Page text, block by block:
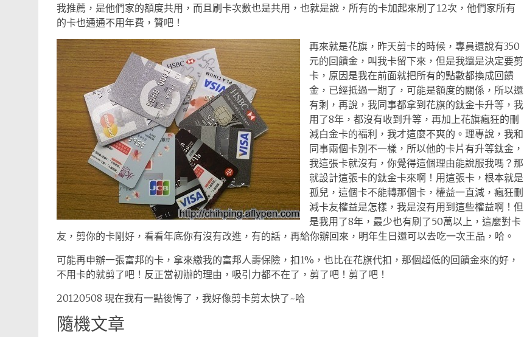
我推薦，是他們家的額度共用，而且刷卡次數也是共用，也就是說，所有的卡加起來刷了12次，他們家所有
的卡也通通不用年費，贊吧！
再來就是花旗，昨天剪卡的時候，專員還說有350
元的回饋金，叫我卡留下來，但是我還是決定要剪
卡，原因是我在前面就把所有的點數都換成回饋
金，已經抵過一期了，可能是額度的關係，所以還
有剩，再說，我同事都拿到花旗的鈦金卡升等，我
用了8年，都沒有收到升等，再加上花旗瘋狂的刪
減白金卡的褔利，我才這麼不爽的。理專說，我和
同事兩個卡別不一樣，所以他的卡片有升等鈦金，
我這張卡就沒有，你覺得這個理由能說服我嗎？那
就設計這張卡的鈦金卡來啊！用這張卡，根本就是
孤兒，這個卡不能轉那個卡，權益一直減，瘋狂刪
減卡友權益是怎樣，我是沒有用到這些權益啊！但
是我用了8年，最少也有刷了50萬以上，這麼對卡
友，剪你的卡剛好，看看年底你有沒有改進，有的話，再給你辦回來，明年生日還可以去吃一次王品，哈。
可能再申辦一張富邦的卡，拿來繳我的富邦人壽保險，扣1%，也比在花旗代扣，那個超低的回饋金來的好，
不用卡的就剪了吧！反正當初辦的理由，吸引力都不在了，剪了吧！剪了吧！
20120508 現在我有一點後悔了，我好像剪卡剪太快了~哈
隨機文章